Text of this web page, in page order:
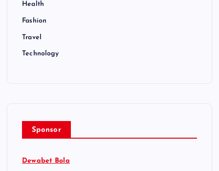
Health
Fashion
Travel
Technology
Sponsor
Dewabet Bola